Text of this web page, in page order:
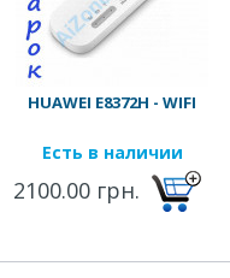
HUAWEI E8372H - WIFI
Есть в наличии
2100.00 грн.